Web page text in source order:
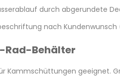
durch abgerundete
nach
Rad-Behälter
Kammschüttungen geeignet.